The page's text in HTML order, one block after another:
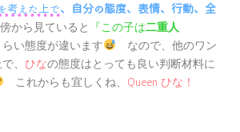
考えた上で、自分の態度、表情、行動、全
傍から見ていると 『この子は二重人
い態度が違います
なので、他のワン
、 ひなの態度はとっても良い判断材料に
これからも宜しくね、 Queen ひな！